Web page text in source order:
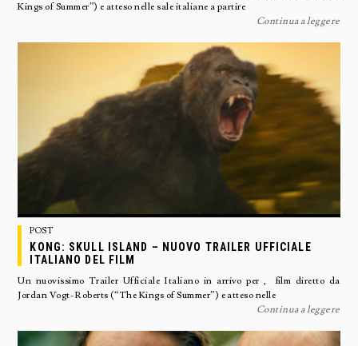
Kings of Summer”) e atteso nelle sale italiane a partire
Continua a leggere
POST
KONG: SKULL ISLAND – NUOVO TRAILER UFFICIALE
ITALIANO DEL FILM
Un nuovissimo Trailer Ufficiale Italiano in arrivo per , film diretto da
Jordan Vogt-Roberts (“The Kings of Summer”) e atteso nelle
Continua a leggere